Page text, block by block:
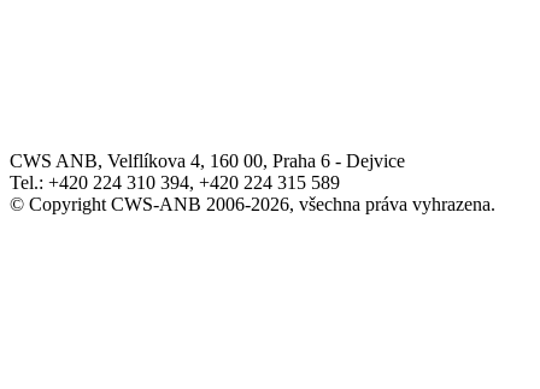
CWS ANB, Velflíkova 4, 160 00, Praha 6 - Dejvice
Tel.: +420 224 310 394, +420 224 315 589
© Copyright CWS-ANB 2006-2026, všechna práva vyhrazena.